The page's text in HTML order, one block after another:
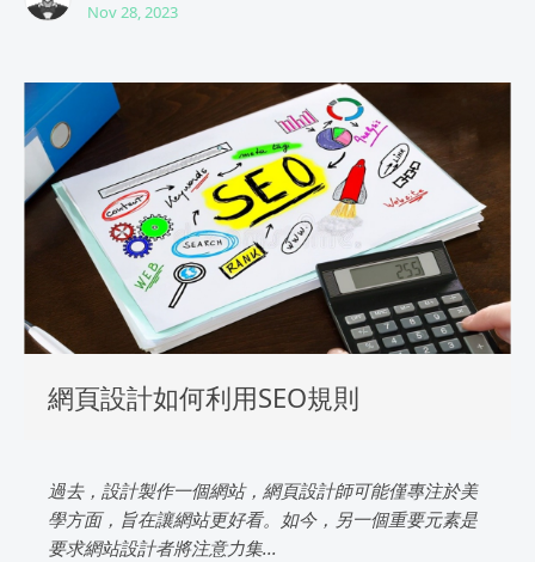
Nov 28, 2023
網頁設計如何利用SEO規則
過去，設計製作一個網站，網頁設計師可能僅專注於美
學方面，旨在讓網站更好看。如今，另一個重要元素是
要求網站設計者將注意力集...